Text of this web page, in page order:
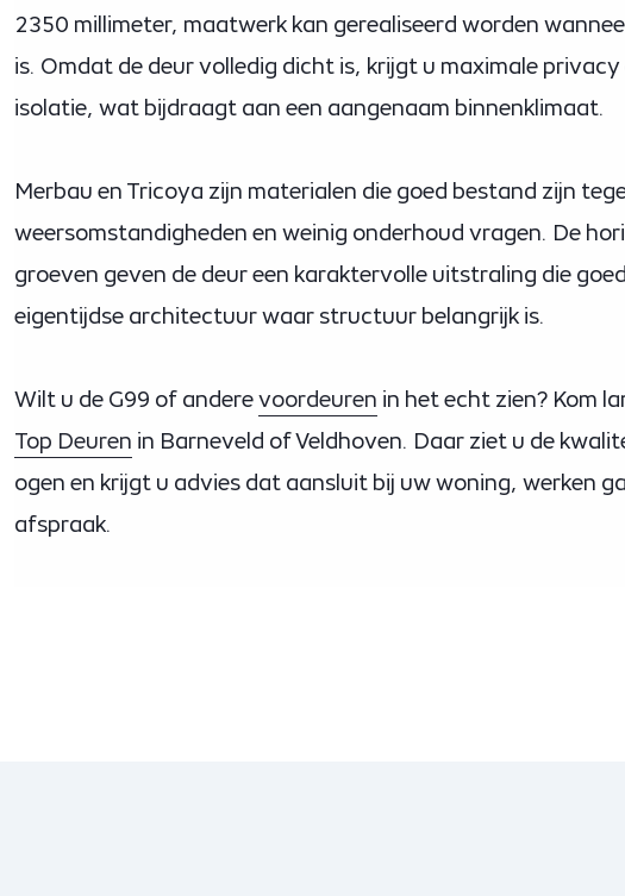
2350 millimeter, maatwerk kan gerealiseerd worden
is. Omdat de deur volledig dicht is, krijgt u maximale privacy
isolatie, wat bijdraagt aan een aangenaam binnenklimaat.
Merbau en Tricoya zijn materialen die goed bestand zijn
weersomstandigheden en weinig onderhoud vragen. De
groeven geven de deur een karaktervolle uitstraling die
eigentijdse architectuur waar structuur belangrijk is.
Wilt u de G99 of anderevoordeuren in het echt zien? Kom
Top Deuren in Barneveld of Veldhoven. Daar ziet u de
ogen en krijgt u advies dat aansluit bij uw woning, werken
afspraak.